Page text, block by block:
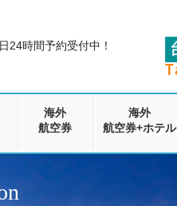
24時間予約受付中！
海外
航空券
海外
航空券+ホテル